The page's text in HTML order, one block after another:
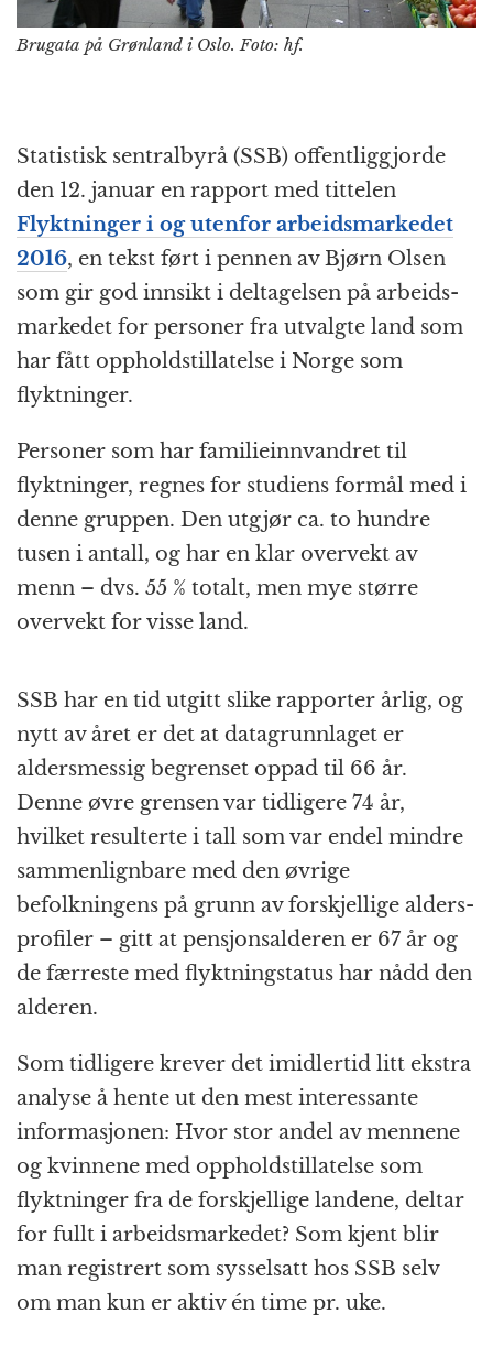
Brugata på Grønland i Oslo. Foto: hf.
Statistisk sentralbyrå (SSB) offentlig­gjorde
den 12. januar en rapport med tittelen
Flyktninger i og utenfor arbeids­markedet
2016, en tekst ført i pennen av Bjørn Olsen
som gir god innsikt i deltagelsen på arbeids­
markedet for personer fra utvalgte land som
har fått oppholds­tillatelse i Norge som
flyktninger.
Personer som har familie­innvandret til
flyktninger, regnes for studiens formål med i
denne gruppen. Den utgjør ca. to hundre
tusen i antall, og har en klar overvekt av
menn – dvs. 55 % totalt, men mye større
overvekt for visse land.
SSB har en tid utgitt slike rapporter årlig, og
nytt av året er det at data­grunn­laget er
alders­messig begrenset oppad til 66 år.
Denne øvre grensen var tidligere 74 år,
hvilket resulterte i tall som var endel mindre
sammenlign­bare med den øvrige
befolkningens på grunn av forskjellige alders­
profiler – gitt at pensjons­alderen er 67 år og
de færreste med flyktning­status har nådd den
alderen.
Som tidligere krever det imidlertid litt ekstra
analyse å hente ut den mest interessante
informasjonen: Hvor stor andel av mennene
og kvinnene med oppholds­tillatelse som
flyktninger fra de forskjellige landene, deltar
for fullt i arbeids­markedet? Som kjent blir
man registrert som syssel­satt hos SSB selv
om man kun er aktiv én time pr. uke.